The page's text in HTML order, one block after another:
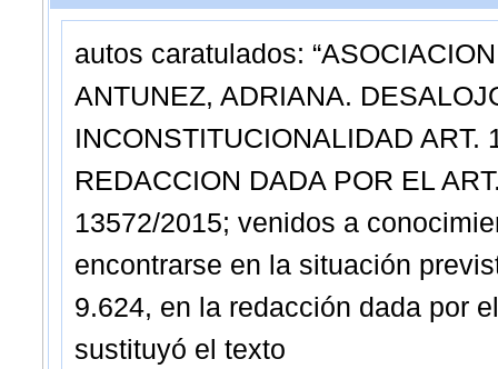
autos caratulados:
ANTUNEZ, ADRIANA.
INCONSTITUCIONALIDAD
REDACCION DADA POR EL
13572/2015; venidos a
encontrarse en la situación
9.624, en la redacción dada por
sustituyó el texto